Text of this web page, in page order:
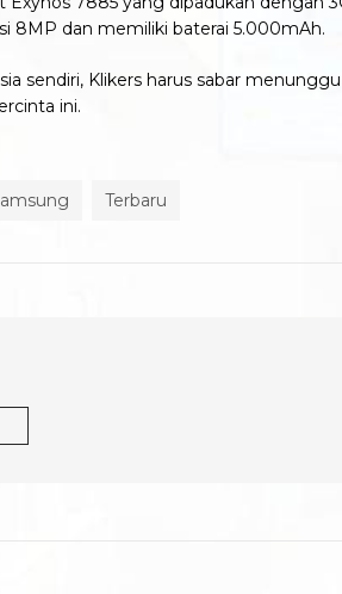
8MP dan memiliki baterai 5.000mAh.
sendiri, Klikers harus sabar
ini.
Terbaru